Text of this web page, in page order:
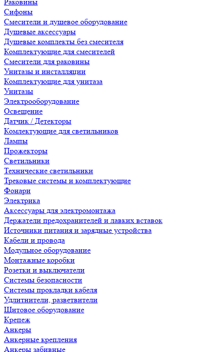
Сифоны
Смесители и душевое оборудование
Душевые аксессуары
Душевые комплекты без смесителя
Комплектующие для смесителей
Смесители для раковины
Унитазы и инсталляции
Комплектующие для унитаза
Унитазы
Электрооборудование
Освещение
Датчик / Детекторы
Комлектующие для светильников
Лампы
Прожекторы
Светильники
Технические светильники
Трековые системы и комплектующие
Фонари
Электрика
Аксессуары для электромонтажа
Держатели предохранителей и лавких вставок
Источники питания и зарядные устройства
Кабели и провода
Модульное оборудование
Монтажные коробки
Розетки и выключатели
Системы безопасности
Системы прокладки кабеля
Удлитнители, разветвители
Щитовое оборудование
Крепеж
Анкеры
Анкерные крепления
Анкеры забивные